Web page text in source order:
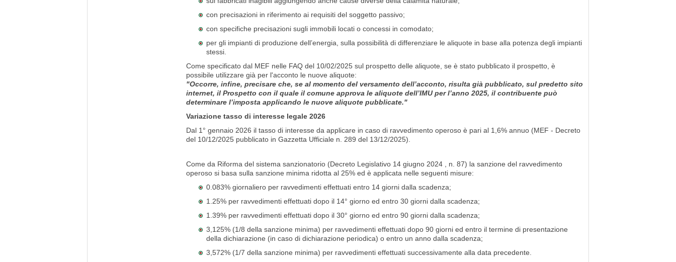
con precisazioni in riferimento ai requisiti del soggetto passivo;
con specifiche precisazioni sugli immobili locati o concessi in comodato;
per gli impianti di produzione dell’energia, sulla possibilità di differenziare le aliquote in base alla potenza degli impianti
stessi.
Come specificato dal MEF nelle FAQ del 10/02/2025 sul prospetto delle aliquote, se è stato pubblicato il prospetto, è
possibile utilizzare già per l'acconto le nuove aliquote:
"Occorre, infine, precisare che, se al momento del versamento dell’acconto, risulta già pubblicato, sul predetto sito
internet, il Prospetto con il quale il comune approva le aliquote dell’IMU per l’anno 2025, il contribuente può
determinare l’imposta applicando le nuove aliquote pubblicate."
Variazione tasso di interesse legale 2026
Dal 1° gennaio 2026 il tasso di interesse da applicare in caso di ravvedimento operoso è pari al 1,6% annuo (MEF - Decreto
del 10/12/2025 pubblicato in Gazzetta Ufficiale n. 289 del 13/12/2025).
Come da Riforma del sistema sanzionatorio (Decreto Legislativo 14 giugno 2024 , n. 87) la sanzione del ravvedimento
operoso si basa sulla sanzione minima ridotta al 25% ed è applicata nelle seguenti misure:
0.083% giornaliero per ravvedimenti effettuati entro 14 giorni dalla scadenza;
1.25% per ravvedimenti effettuati dopo il 14° giorno ed entro 30 giorni dalla scadenza;
1.39% per ravvedimenti effettuati dopo il 30° giorno ed entro 90 giorni dalla scadenza;
3,125% (1/8 della sanzione minima) per ravvedimenti effettuati dopo 90 giorni ed entro il termine di presentazione
della dichiarazione (in caso di dichiarazione periodica) o entro un anno dalla scadenza;
3,572% (1/7 della sanzione minima) per ravvedimenti effettuati successivamente alla data precedente.